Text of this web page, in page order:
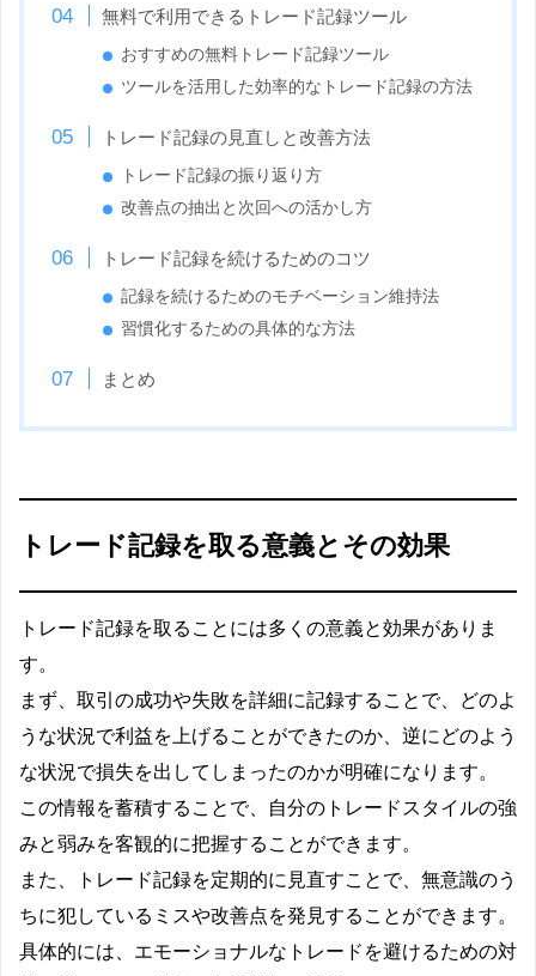
無料で利用できるトレード記録ツール
おすすめの無料トレード記録ツール
ツールを活用した効率的なトレード記録の方法
トレード記録の見直しと改善方法
トレード記録の振り返り方
改善点の抽出と次回への活かし方
トレード記録を続けるためのコツ
記録を続けるためのモチベーション維持法
習慣化するための具体的な方法
まとめ
トレード記録を取る意義とその効果
トレード記録を取ることには多くの意義と効果がありま
す。
まず、取引の成功や失敗を詳細に記録することで、どのよ
うな状況で利益を上げることができたのか、逆にどのよう
な状況で損失を出してしまったのかが明確になります。
この情報を蓄積することで、自分のトレードスタイルの強
みと弱みを客観的に把握することができます。
また、トレード記録を定期的に見直すことで、無意識のう
ちに犯しているミスや改善点を発見することができます。
具体的には、エモーショナルなトレードを避けるための対